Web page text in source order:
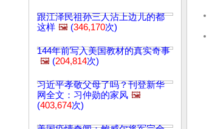
跟江泽民祖孙三人沾上边儿的都
这样 🖼️ (346,170次)
144年前写入美国教材的真实奇事
🖼️ (204,814次)
习近平孝敬父母了吗？刊登新华
网全文：习仲勋的家风 🖼️
(403,674次)